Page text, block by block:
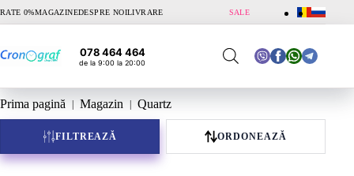
RATE 0%MAGAZINEDESPRE NOILIVRARE SALE
078 464 464
de la 9:00 la 20:00
Prima pagină Magazin Quartz
FILTREAZĂ ORDONEAZĂ